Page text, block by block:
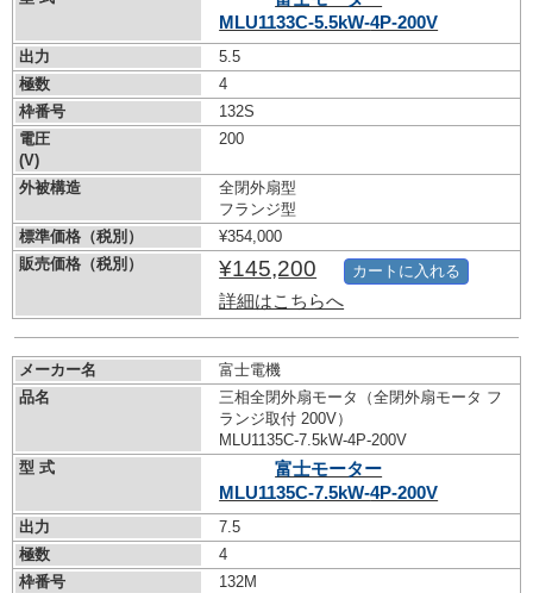
MLU1133C-5.5kW-4P-200V
出力
5.5
極数
4
枠番号
132S
電圧
(V)
200
外被構造
全閉外扇型
フランジ型
標準価格（税別）
¥354,000
販売価格（税別）
¥145,200
詳細はこちらへ
カートに入れる
メーカー名
富士電機
品名
三相全閉外扇モータ（全閉外扇モータ フ
ランジ取付 200V）
MLU1135C-7.5kW-4P-200V
型 式
富士モーター
MLU1135C-7.5kW-4P-200V
出力
7.5
極数
4
枠番号
132M